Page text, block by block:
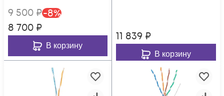
внутренний, PVC
нг(B), серый, 305м
9 500 ₽-8%
8 700 ₽
В корзину
11 839 ₽
В корзину